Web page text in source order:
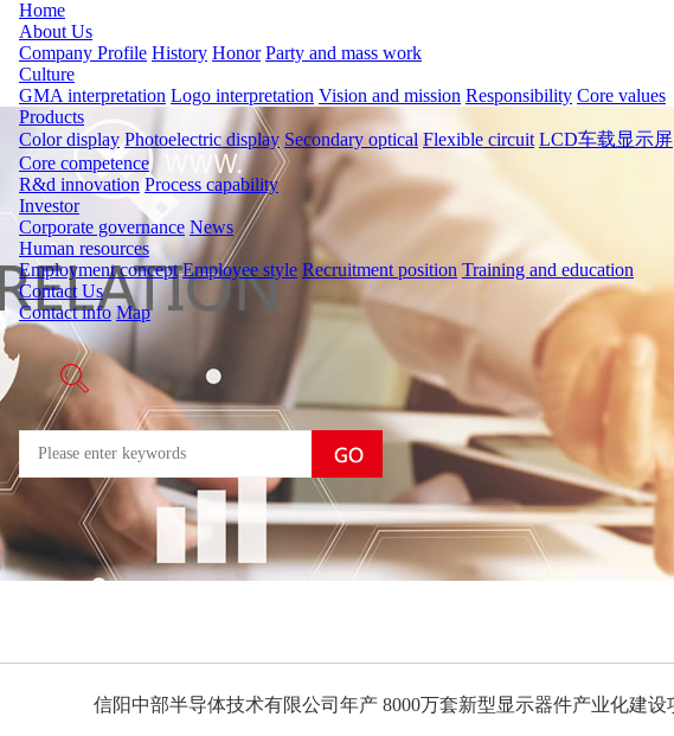
Home
About Us
Company Profile History Honor Party and mass work
Culture
GMA interpretation Logo interpretation Vision and mission Responsibility Core values
Products
Color display Photoelectric display Secondary optical Flexible circuit LCD车载显示屏
Core competence
R&d innovation Process capability
Investor
Corporate governance News
Human resources
Employment concept Employee style Recruitment position Training and education
Contact Us
Contact info Map
信阳中部半导体技术有限公司年产 8000万套新型显示器件产业化建